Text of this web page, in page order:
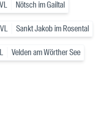
VL Nötsch im Gailtal
VL Sankt Jakob im Rosental
Velden am Wörther See